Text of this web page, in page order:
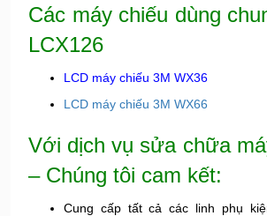
Các máy chiếu dùng
LCX126
LCD máy chiếu 3M WX36
LCD máy chiếu 3M WX66
Với dịch vụ sửa chữa
– Chúng tôi cam kết:
Cung cấp tất cả các linh phụ